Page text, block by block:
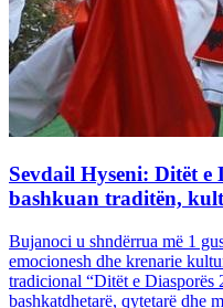
Sevdail Hyseni: Ditët e
bashkuan traditën,
Bujanoci u shndërrua më 1
emocionesh dhe krenarie
tradicional “Ditët e Diasporës
bashkatdhetarë, qytetarë dhe